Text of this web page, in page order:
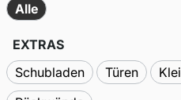
Alle
EXTRAS
Schubladen
Türen